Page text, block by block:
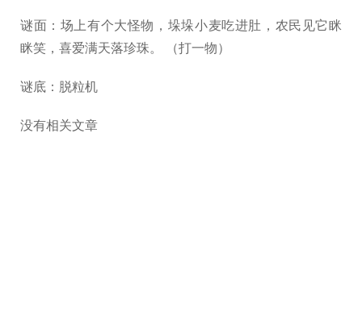
谜面：场上有个大怪物，垛垛小麦吃进肚，农民见它眯
眯笑，喜爱满天落珍珠。 （打一物）
谜底：脱粒机
没有相关文章